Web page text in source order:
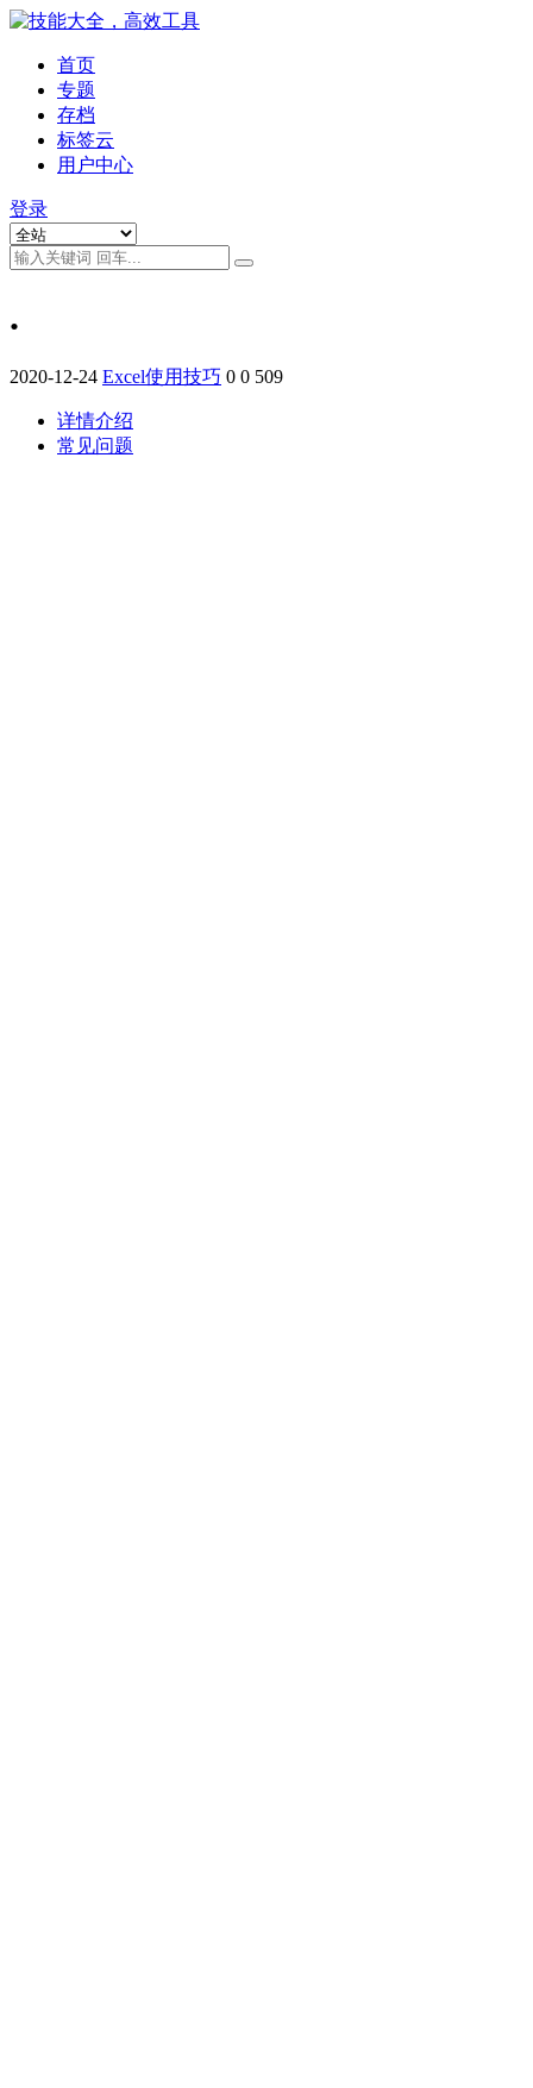
首页
专题
存档
标签云
用户中心
登录
.
2020-12-24 Excel使用技巧 0 0 509
详情介绍
常见问题